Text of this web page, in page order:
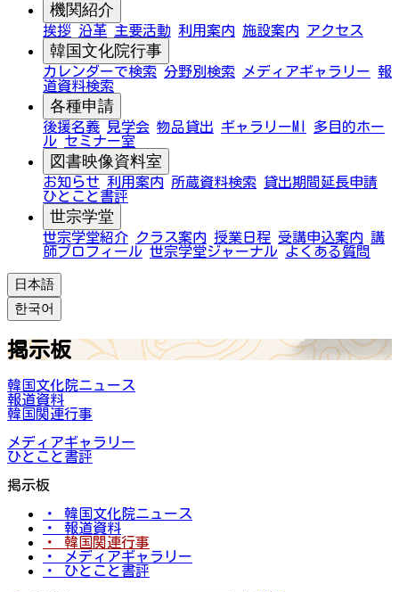
機関紹介
挨拶 沿革 主要活動 利用案内 施設案内 アクセス
韓国文化院行事
カレンダーで検索 分野別検索 メディアギャラリー 報
道資料検索
各種申請
後援名義 見学会 物品貸出 ギャラリーMI
多目的ホー
ル セミナー室
図書映像資料室
お知らせ 利用案内 所蔵資料検索
貸出期間延長申請
ひとこと書評
世宗学堂
世宗学堂紹介 クラス案内 授業日程 受講申込案内 講
師プロフィール 世宗学堂ジャーナル よくある質問
日本語
한국어
掲示板
韓国文化院ニュース
報道資料
韓国関連行事
メディアギャラリー
ひとこと書評
掲示板
・ 韓国文化院ニュース
・ 報道資料
・ 韓国関連行事
・ メディアギャラリー
・ ひとこと書評